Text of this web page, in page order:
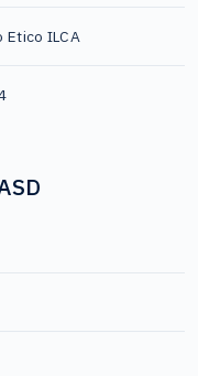
Etico ILCA